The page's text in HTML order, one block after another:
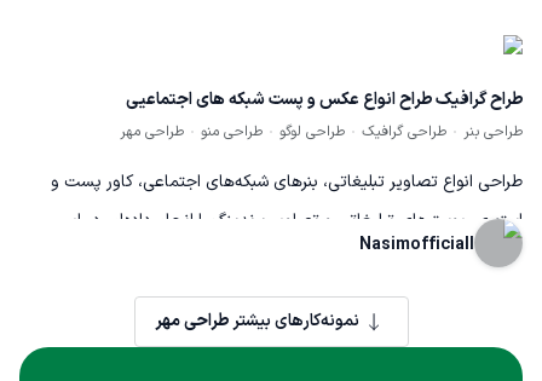
طراح گرافیک طراح انواع عکس و پست شبکه های اجتماعیی
طراحی بنر طراحی گرافیک طراحی لوگو طراحی منو طراحی مهر
طراحی انواع تصاویر تبلیغاتی، بنرهای شبکه‌های اجتماعی، کاور پست و
استوری، پوسترهای تبلیغاتی و تصاویر برندینگ را انجام داده‌ام. در این
پروژه با استفاده از اصول طراحی گرافیک، ترکیب رنگ حرفه‌ای، تایپوگرافی
مناسب و نرم‌افزارهای طراحی، محتوای بصری جذاب و باکیفیت تولید شد.
هدف افزایش جذب مخاطب، ارتقای هویت بصری برند و بهبود نرخ تعامل
کاربران بود. تمامی طرح‌ها با کیفیت بالا، متناسب با نیاز کارفرما و قابل
Nasimofficiall
نمونه‌کارهای بیشتر طراحی مهر